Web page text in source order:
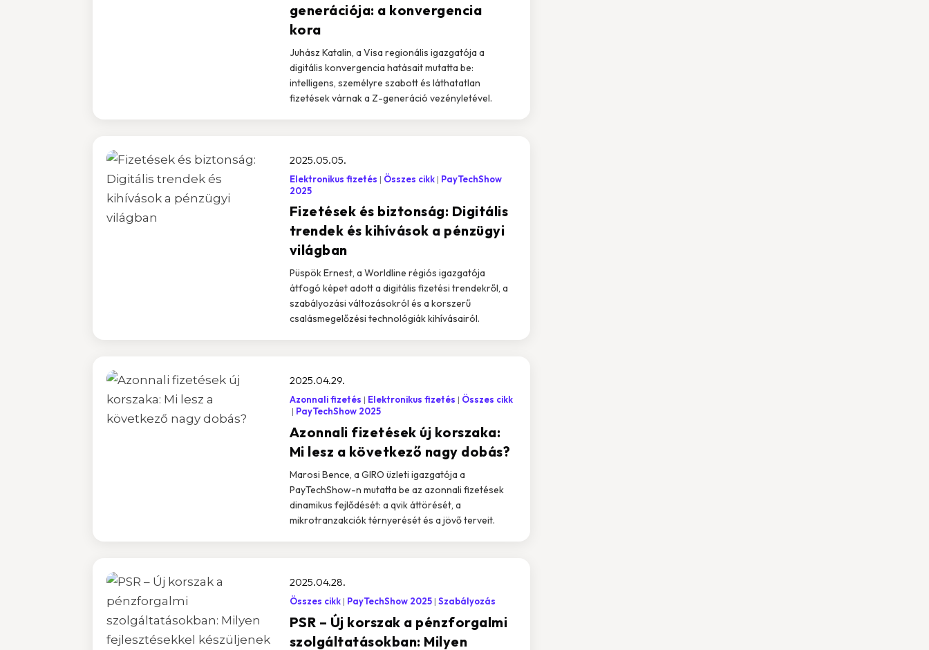
generációja: a konvergencia
kora
Juhász Katalin, a Visa regionális igazgatója a
digitális konvergencia hatásait mutatta be:
intelligens, személyre szabott és láthatatlan
fizetések várnak a Z-generáció vezényletével.
Fizetések és biztonság: Digitális
trendek és kihívások a pénzügyi
világban
2025.05.05.
Elektronikus fizetés Összes cikk
PayTechShow
2025
Püspök Ernest, a Worldline régiós igazgatója
átfogó képet adott a digitális fizetési trendekről, a
szabályozási változásokról és a korszerű
csalásmegelőzési technológiák kihívásairól.
Azonnali fizetések új korszaka:
Mi lesz a következő nagy dobás?
2025.04.29.
Azonnali fizetés Elektronikus fizetés
Összes cikk
PayTechShow 2025
Marosi Bence, a GIRO üzleti igazgatója a
PayTechShow-n mutatta be az azonnali fizetések
dinamikus fejlődését: a qvik áttörését, a
mikrotranzakciók térnyerését és a jövő terveit.
PSR – Új korszak a pénzforgalmi
szolgáltatásokban: Milyen
2025.04.28.
Összes cikk PayTechShow 2025 Szabályozás